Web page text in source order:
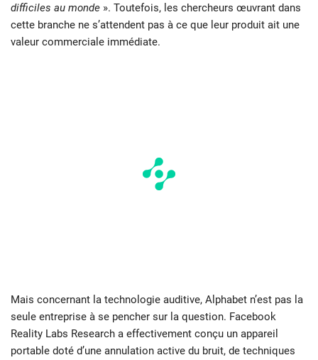
difficiles au monde ». Toutefois, les chercheurs œuvrant dans
cette branche ne s’attendent pas à ce que leur produit ait une
valeur commerciale immédiate.
Mais concernant la technologie auditive, Alphabet n’est pas la
seule entreprise à se pencher sur la question. Facebook
Reality Labs Research a effectivement conçu un appareil
portable doté d’une annulation active du bruit, de techniques